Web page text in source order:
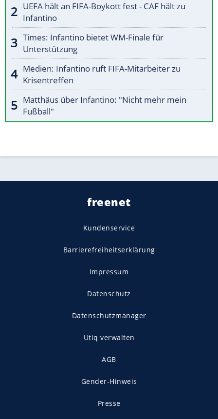
UEFA hält an FIFA-Boykott fest - CAF hält zu
Infantino
Times: Infantino bietet WM-Finale für
Unterstützung
Medien: Infantino ruft FIFA-Mitarbeiter zu
Krisentreffen
Matthäus über Infantino: "Nicht mehr mein
Fußball"
freenet
Kundenservice
Barrierefreiheitserklärung
Impressum
Datenschutz
Datenschutzmanager
Utiq verwalten
AGB
Gender-Hinweis
Presse